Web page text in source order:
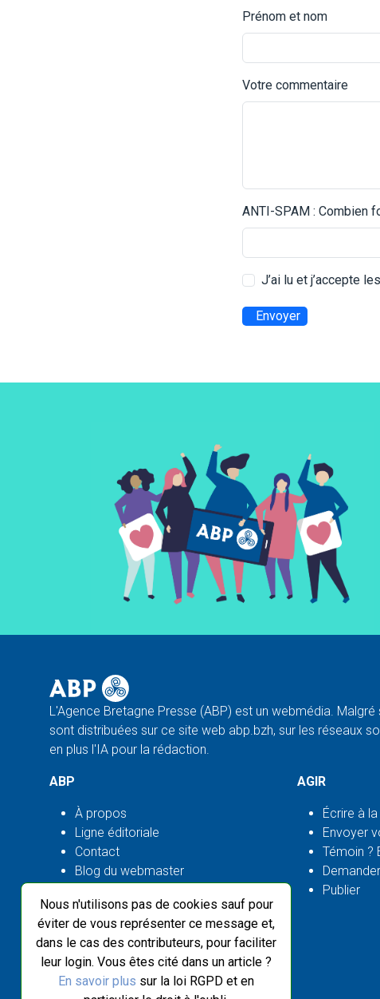
Nous n'utilisons pas de cookies sauf pour
éviter de vous représenter ce message et,
dans le cas des contributeurs, pour faciliter
leur login. Vous êtes cité dans un article ?
En savoir plus sur la loi RGPD et en
Prénom et nom
Votre commentaire
ANTI-SPAM : Combien
J’ai lu et j’accepte les
Envoyer
L'Agence Bretagne Presse (ABP) est un webmédia.
sont distribuées sur ce site web abp.bzh, sur les réseaux
en plus l'IA pour la rédaction.
ABP
À propos
Ligne éditoriale
Contact
Blog du webmaster
AGIR
Écrire à
Envoyer
Témoin ?
Publier